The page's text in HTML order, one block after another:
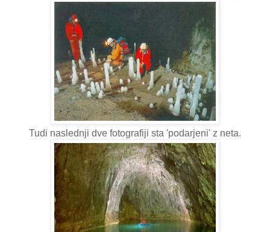
Tudi naslednji dve fotografiji sta 'podarjeni' z neta.